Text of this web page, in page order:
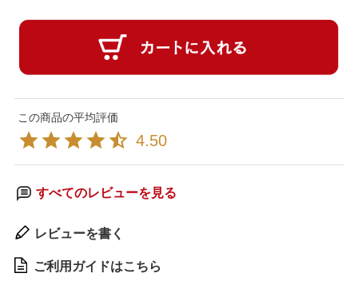
4.50
すべてのレビューを見る
レビューを書く
ご利用ガイドはこちら